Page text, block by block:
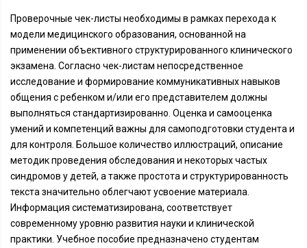
Проверочные чек-листы необходимы в рамках перехода к
модели медицинского образования, основанной на
применении объективного структурированного клинического
экзамена. Согласно чек-листам непосредственное
исследование и формирование коммуникативных навыков
общения с ребенком и/или его представителем должны
выполняться стандартизированно. Оценка и самооценка
умений и компетенций важны для самоподготовки студента и
для контроля. Большое количество иллюстраций, описание
методик проведения обследования и некоторых частых
синдромов у детей, а также простота и структурированность
текста значительно облегчают усвоение материала.
Информация систематизирована, соответствует
современному уровню развития науки и клинической
практики. Учебное пособие предназначено студентам